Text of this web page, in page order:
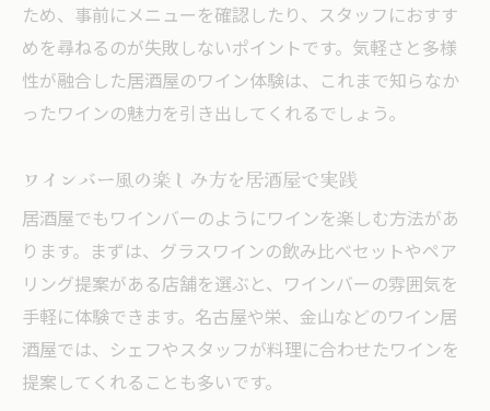
ため、事前にメニューを確認したり、スタッフにおすす
めを尋ねるのが失敗しないポイントです。気軽さと多様
性が融合した居酒屋のワイン体験は、これまで知らなか
ったワインの魅力を引き出してくれるでしょう。
ワインバー風の楽しみ方を居酒屋で実践
居酒屋でもワインバーのようにワインを楽しむ方法があ
ります。まずは、グラスワインの飲み比べセットやペア
リング提案がある店舗を選ぶと、ワインバーの雰囲気を
手軽に体験できます。名古屋や栄、金山などのワイン居
酒屋では、シェフやスタッフが料理に合わせたワインを
提案してくれることも多いです。